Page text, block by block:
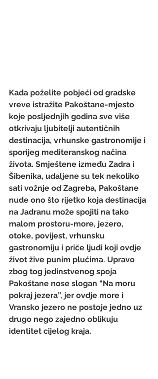
Kada poželite pobjeći od gradske
vreve istražite Pakoštane-mjesto
koje posljednjih godina sve više
otkrivaju ljubitelji autentičnih
destinacija, vrhunske gastronomije i
sporijeg mediteranskog načina
života. Smještene između Zadra i
Šibenika, udaljene su tek nekoliko
sati vožnje od Zagreba, Pakoštane
nude ono što rijetko koja destinacija
na Jadranu može spojiti na tako
malom prostoru-more, jezero,
otoke, povijest, vrhunsku
gastronomiju i priče ljudi koji ovdje
život žive punim plućima. Upravo
zbog tog jedinstvenog spoja
Pakoštane nose slogan “Na moru
pokraj jezera”, jer ovdje more i
Vransko jezero ne postoje jedno uz
drugo nego zajedno oblikuju
identitet cijelog kraja.